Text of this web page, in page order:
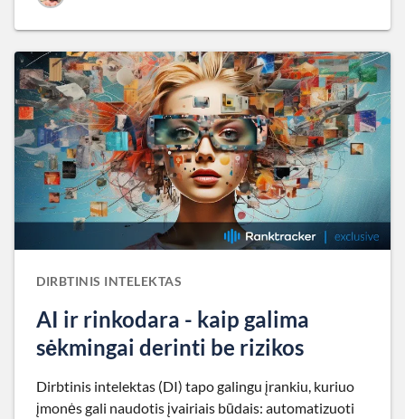
DIRBTINIS INTELEKTAS
AI ir rinkodara - kaip galima
sėkmingai derinti be rizikos
Dirbtinis intelektas (DI) tapo galingu įrankiu, kuriuo
įmonės gali naudotis įvairiais būdais: automatizuoti